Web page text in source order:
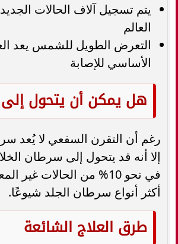
يتم تسجيل آلاف الحالات
العالم
التعرض الطويل للشمس يعد
الأساسي للإصابة
هل يمكن أن يتحول
رغم أن التقرن السفعي لا يُعد
إلا أنه قد يتحول إلى سرطان
في نحو 10% من الحالات غير
أكثر أنواع سرطان الجلد شيوعًا.
طرق العلاج الشائعة